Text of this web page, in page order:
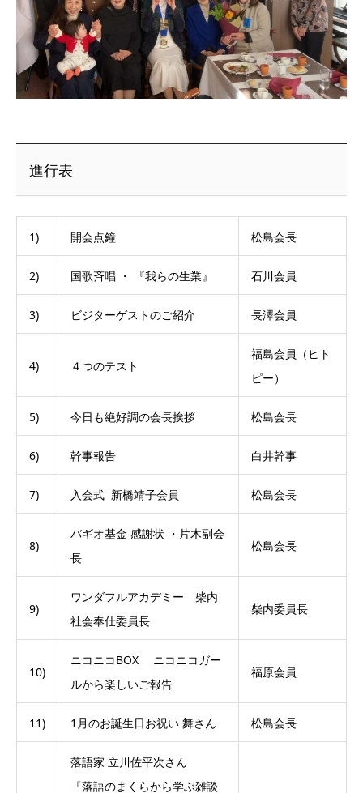
進行表
1) 開会点鐘 松島会長
2) 国歌斉唱 ・ 『我らの生業』 石川会員
3) ビジターゲストのご紹介 長澤会員
4) ４つのテスト
福島会員（ヒト
ピー）
5) 今日も絶好調の会長挨拶 松島会長
6) 幹事報告 白井幹事
7) 入会式 新橋靖子会員 松島会長
8)
バギオ基金 感謝状 ・片木副会
長
松島会長
9)
ワンダフルアカデミー 柴内
社会奉仕委員長
柴内委員長
10)
ニコニコBOX ニコニコガー
ルから楽しいご報告
福原会員
11) 1月のお誕生日お祝い 舞さん 松島会長
落語家 立川佐平次さん
『落語のまくらから学ぶ雑談